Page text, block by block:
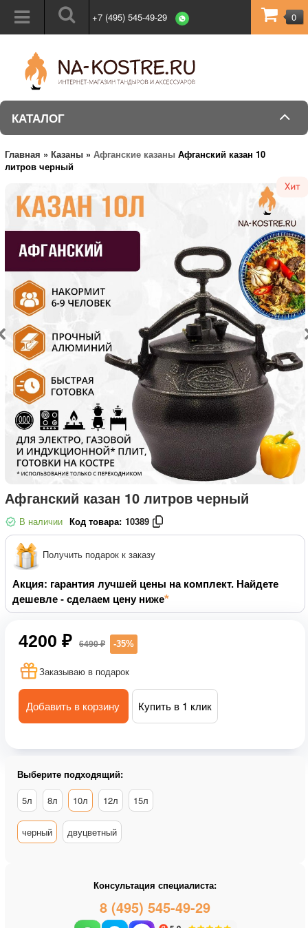
+7 (495) 545-49-29 0
КАТАЛОГ
Главная » Казаны » Афганские казаны Афганский казан 10
литров черный
Афганский казан 10 литров черный
В наличии Код товара: 10389
Получить подарок к заказу
Акция: гарантия лучшей цены на комплект. Найдете
дешевле - сделаем цену ниже
4200 ₽ 6490 ₽ -35%
Заказываю в подарок
Добавить в корзину Купить в 1 клик
Выберите подходящий:
5л
8л 10л 12л 15л
черный двуцветный
Консультация специалиста:
8 (495) 545-49-29